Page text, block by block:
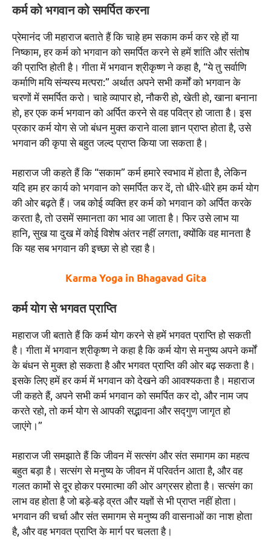
कर्म को भगवान को समर्पित करना
प्रेमानंद जी महाराज बताते हैं कि चाहे हम सकाम कर्म कर रहे हों या
निष्काम, हर कर्म को भगवान को समर्पित करने से हमें शांति और संतोष
की प्राप्ति होती है। गीता में भगवान श्रीकृष्ण ने कहा है, “ये तु सर्वाणि
कर्माणि मयि संन्यस्य मत्परा:” अर्थात अपने सभी कर्मों को भगवान के
चरणों में समर्पित करो। चाहे व्यापार हो, नौकरी हो, खेती हो, खाना बनाना
हो, हर एक कर्म भगवान को अर्पित करने से वह पवित्र हो जाता है। इस
प्रकार कर्म योग से जो बंधन मुक्त कराने वाला ज्ञान प्राप्त होता है, उसे
भगवान की कृपा से बहुत जल्द प्राप्त किया जा सकता है।
महाराज जी कहते हैं कि “सकाम” कर्म हमारे स्वभाव में होता है, लेकिन
यदि हम हर कार्य को भगवान को समर्पित कर दें, तो धीरे-धीरे हम कर्म योग
की ओर बढ़ते हैं। जब कोई व्यक्ति हर कर्म को भगवान को अर्पित करके
करता है, तो उसमें समानता का भाव आ जाता है। फिर उसे लाभ या
हानि, सुख या दुख में कोई विशेष अंतर नहीं लगता, क्योंकि वह मानता है
कि यह सब भगवान की इच्छा से हो रहा है।
Karma Yoga in Bhagavad Gita
कर्म योग से भगवत प्राप्ति
महाराज जी बताते हैं कि कर्म योग करने से हमें भगवत प्राप्ति हो सकती
है। गीता में भगवान श्रीकृष्ण ने कहा है कि कर्म योग से मनुष्य अपने कर्मों
के बंधन से मुक्त हो सकता है और भगवत प्राप्ति की ओर बढ़ सकता है।
इसके लिए हमें हर कर्म में भगवान को देखने की आवश्यकता है। महाराज
जी कहते हैं, अपने सभी कर्म भगवान को समर्पित कर दो, और नाम जप
करते रहो, तो कर्म योग से आपकी सद्भावना और सद्गुण जागृत हो
जाएंगे।”
महाराज जी समझाते हैं कि जीवन में सत्संग और संत समागम का महत्व
बहुत बड़ा है। सत्संग से मनुष्य के जीवन में परिवर्तन आता है, और वह
गलत कामों से दूर होकर परमात्मा की ओर अग्रसर होता है। सत्संग का
लाभ वह होता है जो बड़े-बड़े व्रत और यज्ञों से भी प्राप्त नहीं होता।
भगवान की चर्चा और संत समागम से मनुष्य की वासनाओं का नाश होता
है, और वह भगवत प्राप्ति के मार्ग पर चलता है।